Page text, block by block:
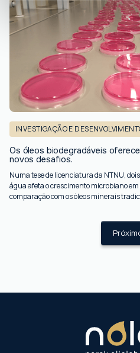
INVESTIGAÇÃO E
Os óleos biodegradáveis
novos desafios.
Numa tese de licenciatura da NTNU,
água afeta o crescimento microbiano
comparação com os óleos minerais